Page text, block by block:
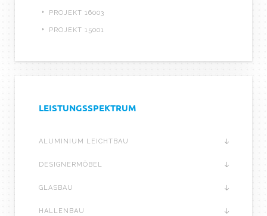
PROJEKT 16003
PROJEKT 15001
LEISTUNGSSPEKTRUM
ALUMINIUM LEICHTBAU
DESIGNERMÖBEL
GLASBAU
HALLENBAU